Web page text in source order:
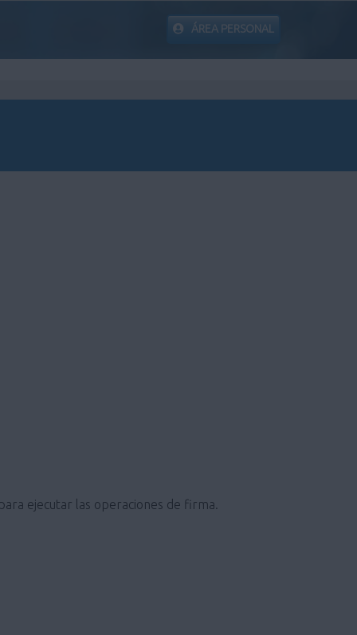
ÁREA PERSONAL
ejecutar las operaciones de firma.